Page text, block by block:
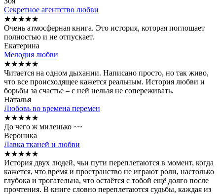
Секретное агентство любви
★★★★★
Очень атмосферная книга. Это история, которая поглощает
полностью и не отпускает.
Екатерина
Мелодия любви
★★★★★
Читается на одном дыхании. Написано просто, но так живо,
что все происходящее кажется реальным. История любви и
борьбы за счастье – с ней нельзя не сопереживать.
Наталья
Любовь во времена перемен
★★★★★
До чего ж миленько ~~
Вероника
Лавка тканей и любви
★★★★★
История двух людей, чьи пути переплетаются в момент, когда
кажется, что время и пространство не играют роли, настолько
глубока и трогательна, что остаётся с тобой ещё долго после
прочтения. В книге словно переплетаются судьбы, каждая из